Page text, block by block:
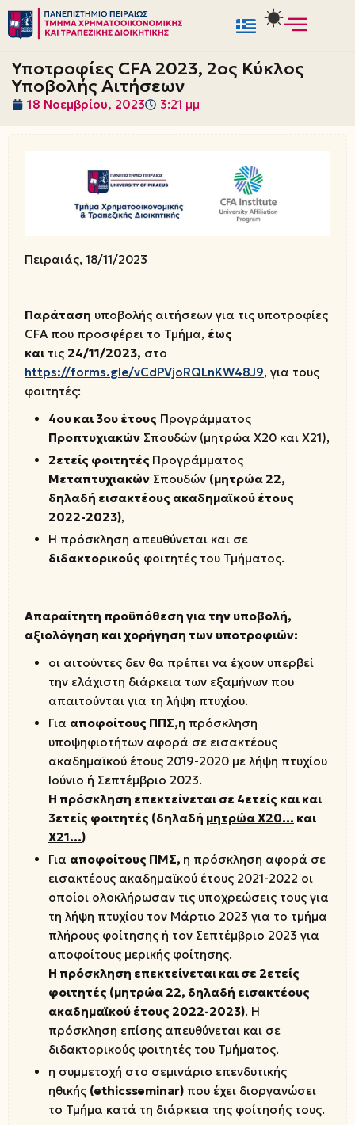
Μεταπηδήστε
στο
περιεχόμενο
Υποτροφίες CFA 2023, 2ος Κύκλος
Υποβολής Αιτήσεων
18 Νοεμβρίου, 2023 3:21 μμ
Πειραιάς, 18/11/2023
Παράταση υποβολής αιτήσεων για τις υποτροφίες
CFA που προσφέρει το Τμήμα, έως
και τις 24/11/2023, στο
https://forms.gle/vCdPVjoRQLnKW48J9, για τους
φοιτητές:
4ου και 3ου έτους Προγράμματος
Προπτυχιακών Σπουδών (μητρώα Χ20 και Χ21),
2ετείς φοιτητές Προγράμματος
Μεταπτυχιακών Σπουδών (μητρώα 22,
δηλαδή εισακτέους ακαδημαϊκού έτους
2022-2023),
Η πρόσκληση απευθύνεται και σε
διδακτορικούς φοιτητές του Τμήματος.
Απαραίτητη προϋπόθεση για την υποβολή,
αξιολόγηση και χορήγηση των υποτροφιών:
οι αιτούντες δεν θα πρέπει να έχουν υπερβεί
την ελάχιστη διάρκεια των εξαμήνων που
απαιτούνται για τη λήψη πτυχίου.
Για αποφοίτους ΠΠΣ,η πρόσκληση
υποψηφιοτήτων αφορά σε εισακτέους
ακαδημαϊκού έτους 2019-2020 με λήψη πτυχίου
Ιούνιο ή Σεπτέμβριο 2023.
Η πρόσκληση επεκτείνεται σε 4ετείς και και
3ετείς φοιτητές (δηλαδή μητρώα Χ20… και
Χ21…)
Για αποφοίτους ΠΜΣ, η πρόσκληση αφορά σε
εισακτέους ακαδημαϊκού έτους 2021-2022 οι
οποίοι ολοκλήρωσαν τις υποχρεώσεις τους για
τη λήψη πτυχίου τον Μάρτιο 2023 για το τμήμα
πλήρους φοίτησης ή τον Σεπτέμβριο 2023 για
αποφοίτους μερικής φοίτησης.
Η πρόσκληση επεκτείνεται και σε 2ετείς
φοιτητές (μητρώα 22, δηλαδή εισακτέους
ακαδημαϊκού έτους 2022-2023). Η
πρόσκληση επίσης απευθύνεται και σε
διδακτορικούς φοιτητές του Τμήματος.
η συμμετοχή στο σεμινάριο επενδυτικής
ηθικής (ethicsseminar) που έχει διοργανώσει
το Τμήμα κατά τη διάρκεια της φοίτησής τους.